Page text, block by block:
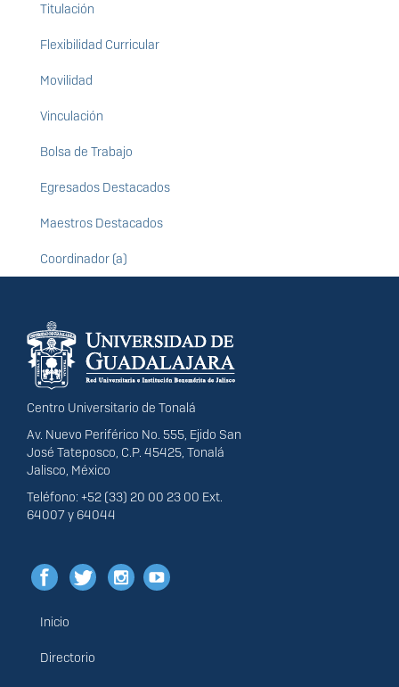
Titulación
Flexibilidad Curricular
Movilidad
Vinculación
Bolsa de Trabajo
Egresados Destacados
Maestros Destacados
Coordinador (a)
Información del
portal
Centro Universitario de Tonalá
Av. Nuevo Periférico No. 555, Ejido San
José Tateposco, C.P. 45425, Tonalá
Jalisco, México
Teléfono: +52 (33) 20 00 23 00 Ext.
64007 y 64044
Menú
principal
Inicio
Directorio